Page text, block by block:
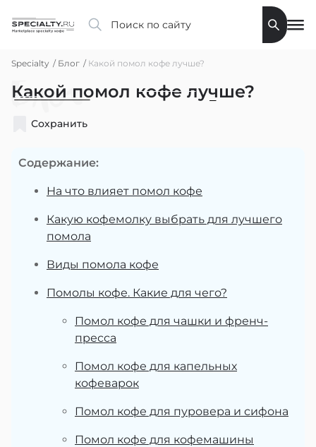
Specialty Блог Какой помол кофе лучше?
Блог
Какой помол кофе лучше?
Сохранить
Содержание:
На что влияет помол кофе
Какую кофемолку выбрать для лучшего
помола
Виды помола кофе
Помолы кофе. Какие для чего?
Помол кофе для чашки и френч-
пресса
Помол кофе для капельных
кофеварок
Помол кофе для пуровера и сифона
Помол кофе для кофемашины